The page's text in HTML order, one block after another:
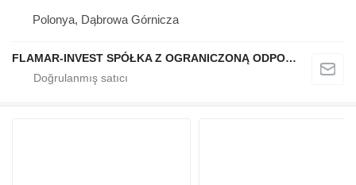
Polonya, Dąbrowa Górnicza
FLAMAR-INVEST SPÓŁKA Z OGRANICZONĄ ODPOWIEDZIALNOŚCIĄ